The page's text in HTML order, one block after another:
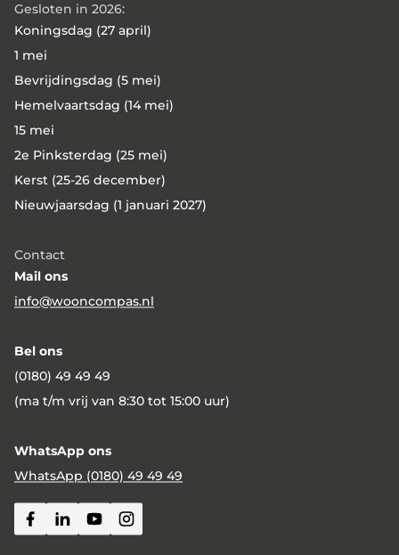
Gesloten in 2026:
Koningsdag (27 april)
1 mei
Bevrijdingsdag (5 mei)
Hemelvaartsdag (14 mei)
15 mei
2e Pinksterdag (25 mei)
Kerst (25-26 december)
Nieuwjaarsdag (1 januari 2027)
Contact
Mail ons
info@wooncompas.nl
Bel ons
(0180) 49 49 49
(ma t/m vrij van 8:30 tot 15:00 uur)
WhatsApp ons
WhatsApp (0180) 49 49 49
Facebook
Linkedin
YoutubeInstagram